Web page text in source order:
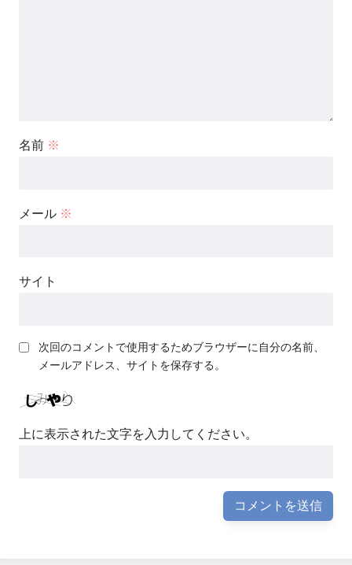
名前 ※
メール ※
サイト
次回のコメントで使用するためブラウザーに自分の名前、
メールアドレス、サイトを保存する。
上に表示された文字を入力してください。